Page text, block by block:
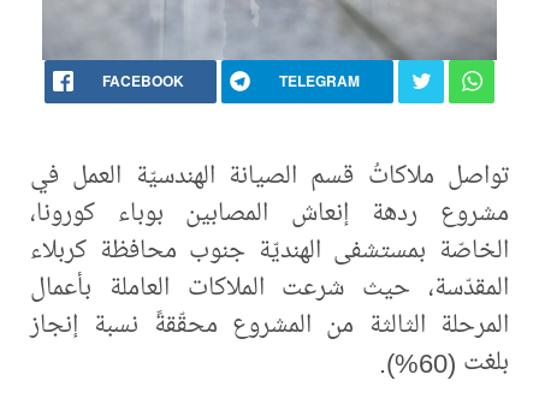
FACEBOOK TELEGRAM
تواصل ملاكاتُ قسم الصيانة الهندسيّة العمل في
مشروع ردهة إنعاش المصابين بوباء كورونا،
الخاصّة بمستشفى الهنديّة جنوب محافظة كربلاء
المقدّسة، حيث شرعت الملاكات العاملة بأعمال
المرحلة الثالثة من المشروع محقّقةً نسبة إنجاز
بلغت (60%).